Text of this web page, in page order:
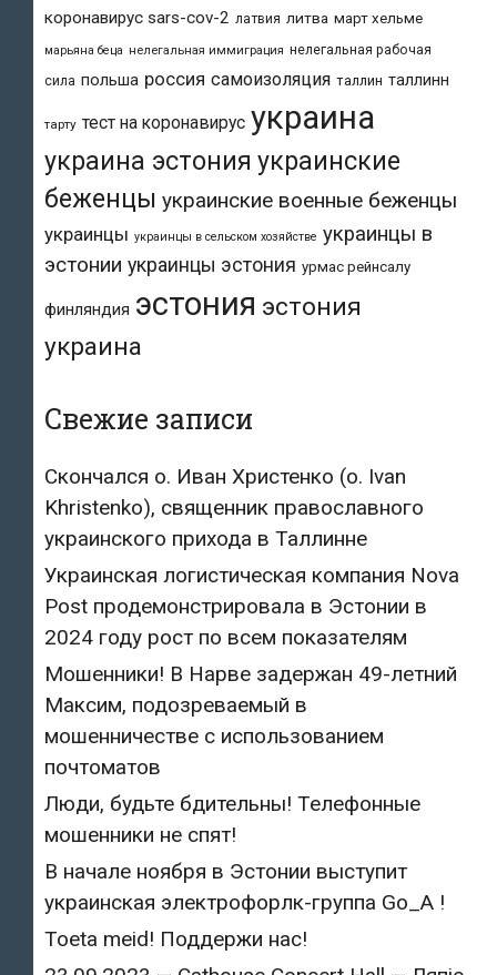
коронавирус sars-cov-2 латвия литва март хельме
марьяна беца нелегальная иммиграция нелегальная рабочая
сила польша россия самоизоляция таллин таллинн
тарту тест на коронавирус украина
украина эстония украинские
беженцы украинские военные беженцы
украинцы украинцы в сельском хозяйстве украинцы в
эстонии украинцы эстония урмас рейнсалу
финляндия эстония эстония
украина
Свежие записи
Скончался о. Иван Христенко (о. Ivan
Khristenko), священник православного
украинского прихода в Таллинне
Украинская логистическая компания Nova
Post продемонстрировала в Эстонии в
2024 году рост по всем показателям
Мошенники! В Нарве задержан 49-летний
Максим, подозреваемый в
мошенничестве с использованием
почтоматов
Люди, будьте бдительны! Телефонные
мошенники не спят!
В начале ноября в Эстонии выступит
украинская электрофорлк-группа Go_A !
Toeta meid! Поддержи нас!